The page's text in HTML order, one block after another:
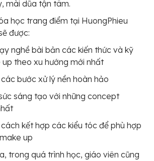
mài dũa tận tâm.
học trang điểm tại HuongPhieu
được:
nghề bài bản các kiến thức và kỹ
theo xu hướng mới nhất
bước xử lý nền hoàn hảo
sáng tạo với những concept
kết hợp các kiểu tóc để phù hợp
up
trong quá trình học, giáo viên cũng